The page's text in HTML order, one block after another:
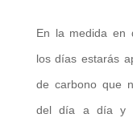
En la medida en
los días estarás
de carbono que
del día a día y